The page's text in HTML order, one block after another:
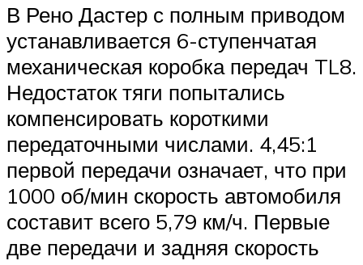
В Рено Дастер с полным приводом
устанавливается 6-ступенчатая
механическая коробка передач TL8.
Недостаток тяги попытались
компенсировать короткими
передаточными числами. 4,45:1
первой передачи означает, что при
1000 об/мин скорость автомобиля
составит всего 5,79 км/ч. Первые
две передачи и задняя скорость